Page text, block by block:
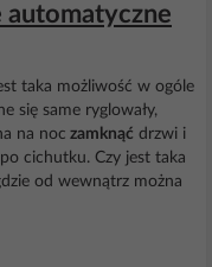
taka możliwość w ogóle
się same ryglowały,
na noc zamknąć drzwi i
cichutku. Czy jest taka
od wewnątrz można